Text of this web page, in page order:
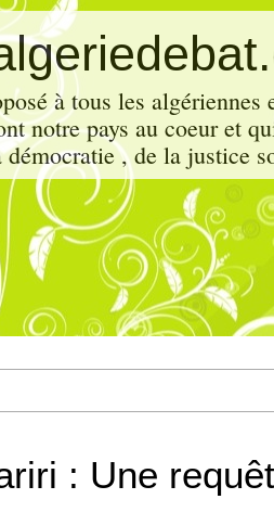
à tous les
notre pays au coeur et
, de la justice
: Une